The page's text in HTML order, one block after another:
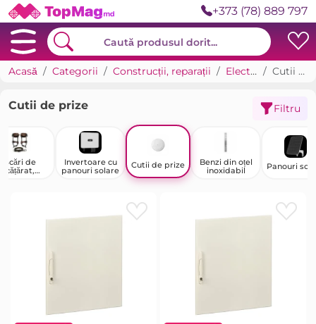
+373 (78) 889 797
Acasă Categorii Construcții, reparații Electricitate Cutii de prize
Cutii de prize Filtru
Scări de
cățărat,
Invertoare cu
panouri solare
Cutii de prize
Benzi din oțel
inoxidabil
Panouri